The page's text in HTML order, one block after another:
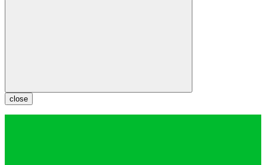
close